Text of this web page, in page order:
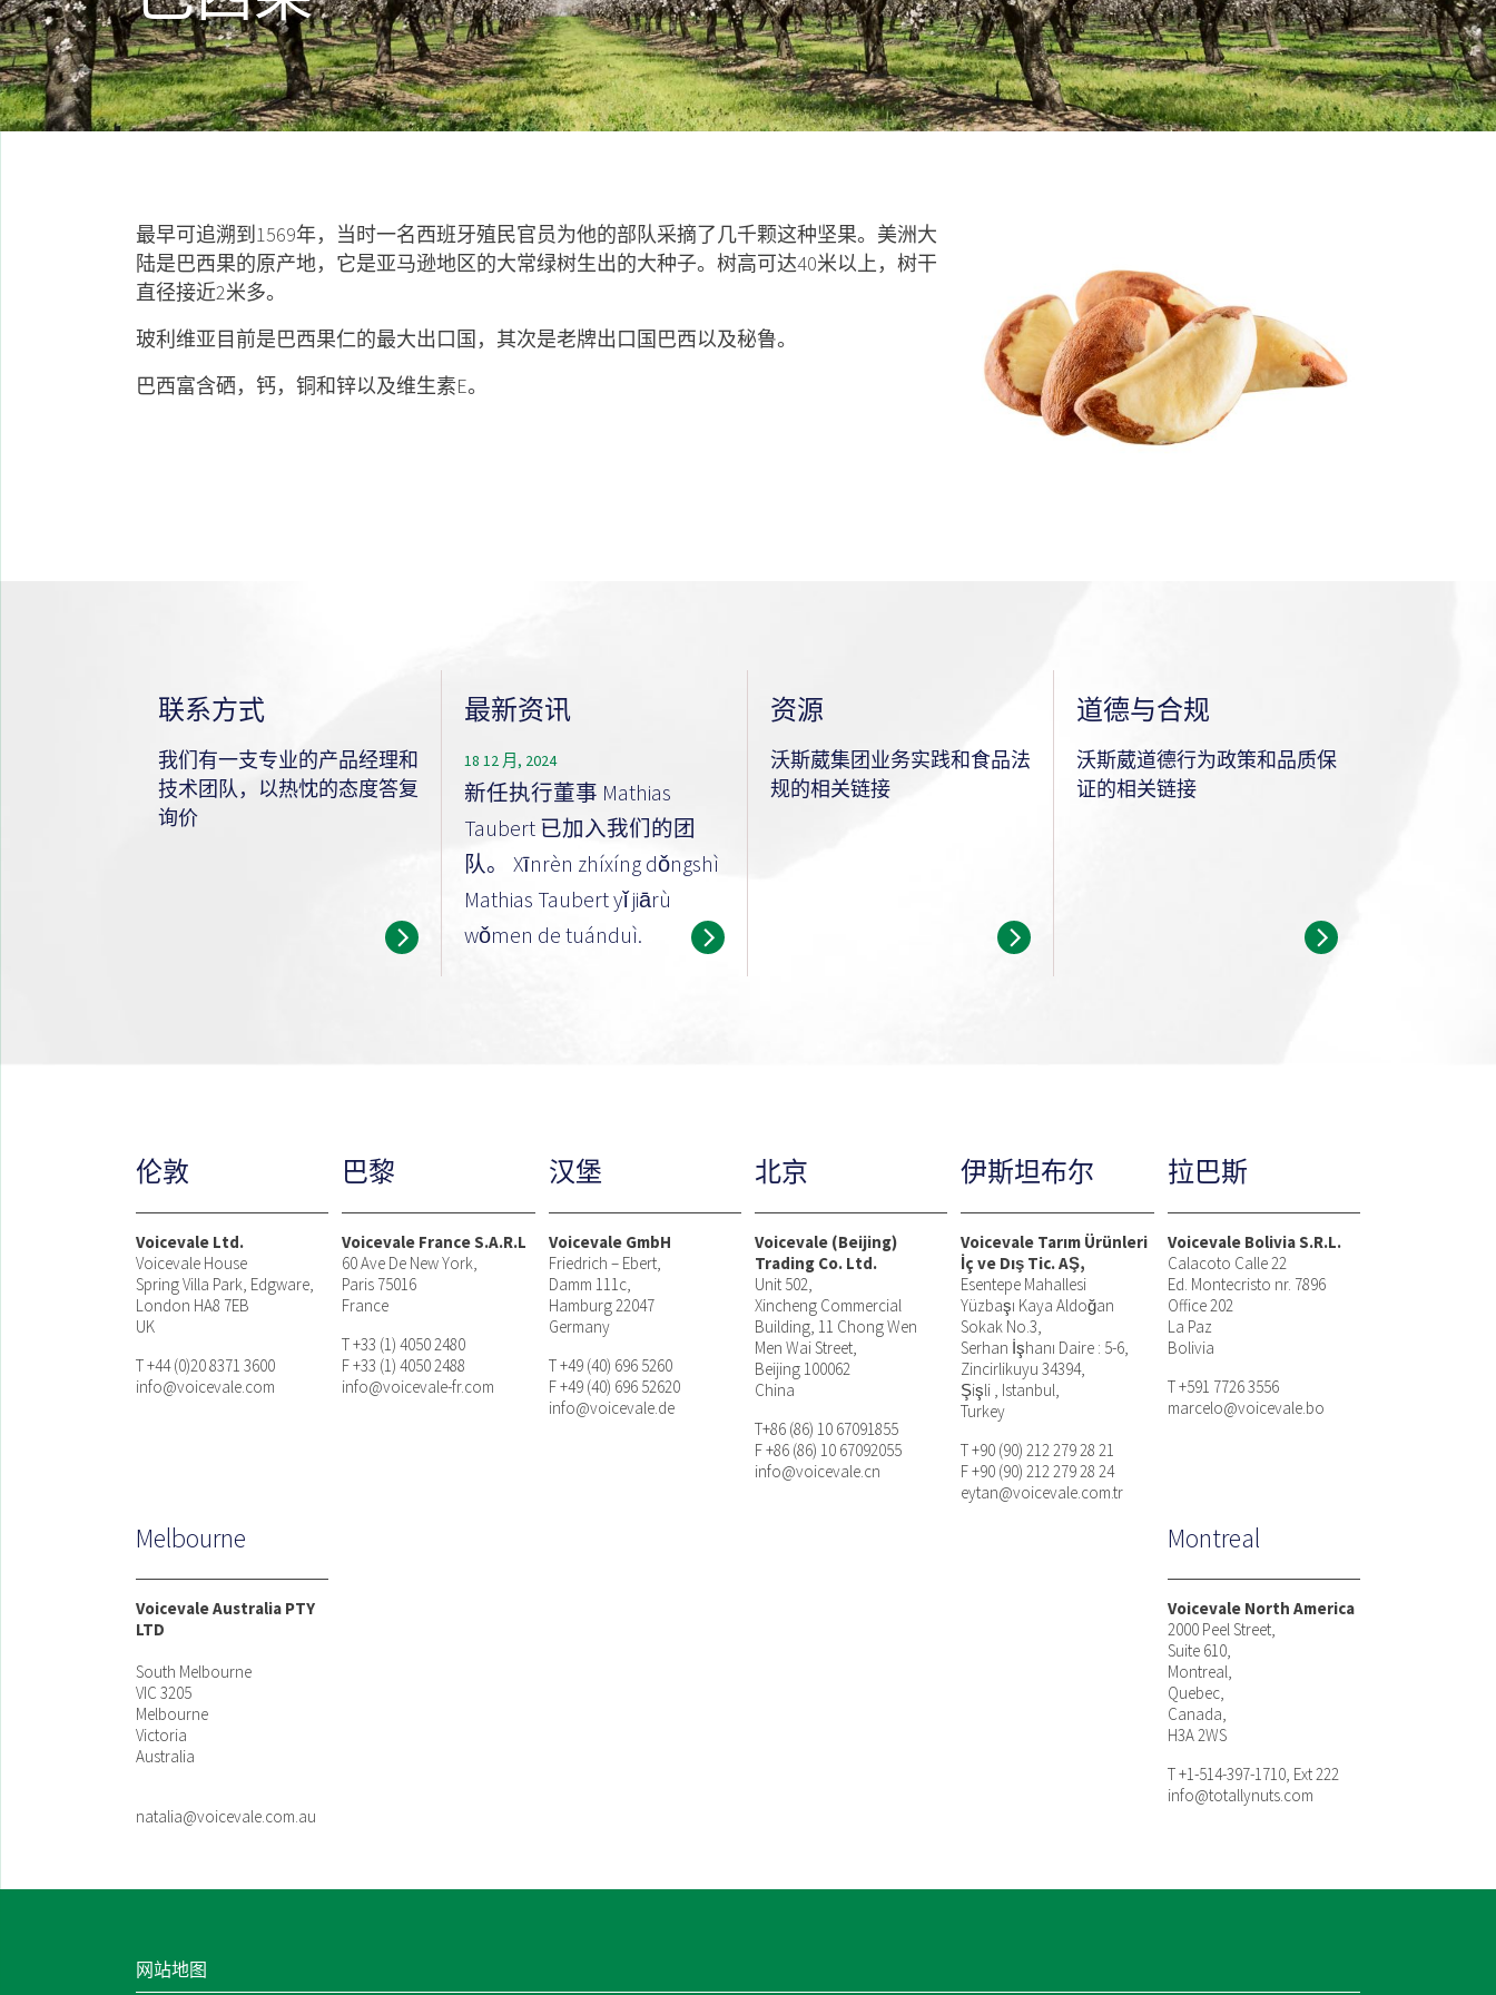
最早可追溯到1569年，当时一名西班牙殖民官员为他的部队采摘了几千颗这种坚果。美洲大
陆是巴西果的原产地，它是亚马逊地区的大常绿树生出的大种子。树高可达40米以上，树干
直径接近2米多。
玻利维亚目前是巴西果仁的最大出口国，其次是老牌出口国巴西以及秘鲁。
巴西富含硒，钙，铜和锌以及维生素E。
联系方式
我们有一支专业的产品经理和
技术团队，以热忱的态度答复
询价
最新资讯
18 12 月, 2024
新任执行董事 Mathias
Taubert 已加入我们的团
队。 Xīnrèn zhíxíng dǒngshì
Mathias Taubert yǐ jiārù
wǒmen de tuánduì.
资源
沃斯葳集团业务实践和食品法
规的相关链接
道德与合规
沃斯葳道德行为政策和品质保
证的相关链接
伦敦
Voicevale Ltd.
Voicevale House
Spring Villa Park, Edgware,
London HA8 7EB
UK
T +44 (0)20 8371 3600
info@voicevale.com
巴黎
Voicevale France S.A.R.L
60 Ave De New York,
Paris 75016
France
T +33 (1) 4050 2480
F +33 (1) 4050 2488
info@voicevale-fr.com
汉堡
Voicevale GmbH
Friedrich – Ebert,
Damm 111c,
Hamburg 22047
Germany
T +49 (40) 696 5260
F +49 (40) 696 52620
info@voicevale.de
北京
Voicevale (Beijing)
Trading Co. Ltd.
Unit 502,
Xincheng Commercial
Building, 11 Chong Wen
Men Wai Street,
Beijing 100062
China
T+86 (86) 10 67091855
F +86 (86) 10 67092055
info@voicevale.cn
伊斯坦布尔
Voicevale Tarım Ürünleri
İç ve Dış Tic. AŞ,
Esentepe Mahallesi
Yüzbaşı Kaya Aldoğan
Sokak No.3,
Serhan İşhanı Daire : 5-6,
Zincirlikuyu 34394,
Şişli , Istanbul,
Turkey
T +90 (90) 212 279 28 21
F +90 (90) 212 279 28 24
eytan@voicevale.com.tr
拉巴斯
Voicevale Bolivia S.R.L.
Calacoto Calle 22
Ed. Montecristo nr. 7896
Office 202
La Paz
Bolivia
T +591 7726 3556
marcelo@voicevale.bo
Melbourne
Voicevale Australia PTY
LTD
South Melbourne
VIC 3205
Melbourne
Victoria
Australia
natalia@voicevale.com.au
Montreal
Voicevale North America
2000 Peel Street,
Suite 610,
Montreal,
Quebec,
Canada,
H3A 2WS
T +1-514-397-1710, Ext 222
info@totallynuts.com
网站地图